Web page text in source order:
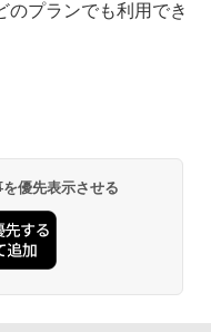
のプランでも利用でき
優先表示させる